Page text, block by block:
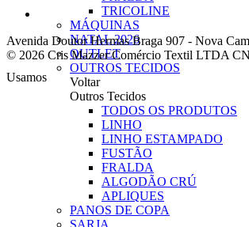
TRICOLINE
MÁQUINAS
NATAL 2026
OUTLET
OUTROS TECIDOS
Voltar
Outros Tecidos
TODOS OS PRODUTOS
LINHO
LINHO ESTAMPADO
FUSTÃO
FRALDA
ALGODÃO CRÚ
APLIQUES
PANOS DE COPA
SARJA
Avenida Doutor Hermas Braga 907 - Nova
© 2026 Cris Mazzer Comércio Textil LTDA
Usamos